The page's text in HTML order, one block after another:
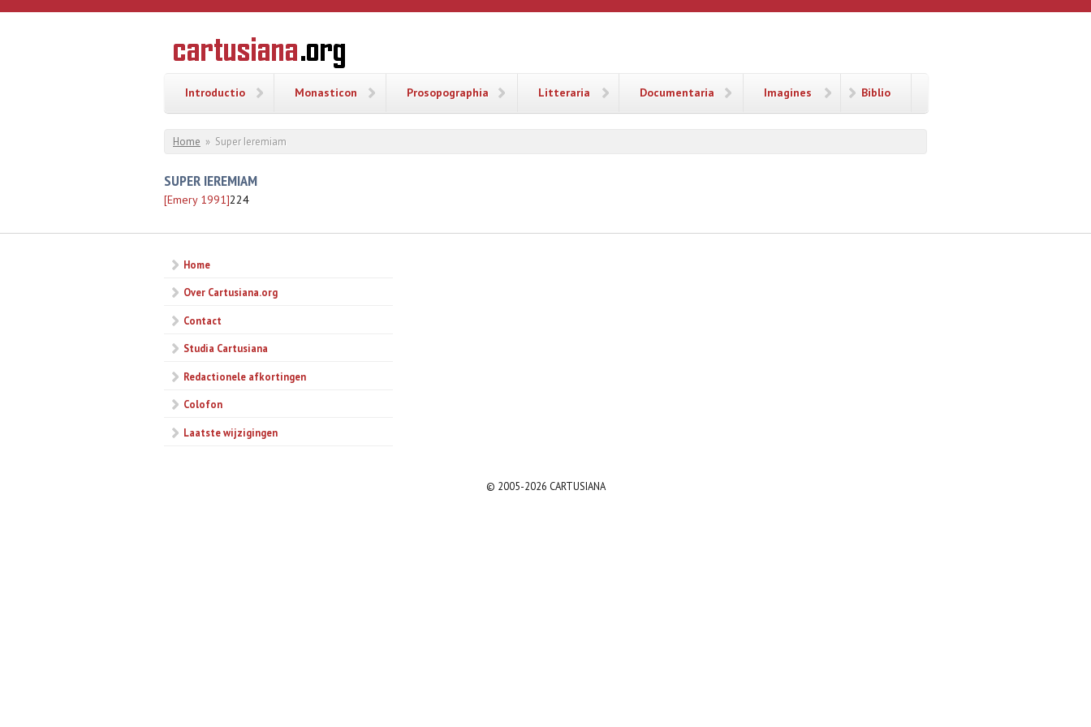
Overslaan en naar de inhoud gaan
CARTUSIANA
Geschiedenis
van de
Introductio Monasticon Prosopographia Litteraria Documentaria Imagines Biblio
U bent hier
Home » Super Ieremiam
SUPER IEREMIAM
[Emery 1991]224
Home
Over Cartusiana.org
Contact
Studia Cartusiana
Redactionele afkortingen
Colofon
Laatste wijzigingen
© 2005-2026 CARTUSIANA